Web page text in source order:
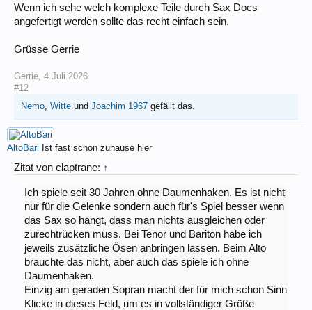
Wenn ich sehe welch komplexe Teile durch Sax Docs
angefertigt werden sollte das recht einfach sein.
Grüsse Gerrie
Gerrie 4.Juli.2026
#12
Nemo Witte und Joachim 1967 gefällt das.
AltoBari Ist fast schon zuhause hier
Zitat von claptrane: ↑
Ich spiele seit 30 Jahren ohne Daumenhaken. Es ist nicht
nur für die Gelenke sondern auch für's Spiel besser wenn
das Sax so hängt, dass man nichts ausgleichen oder
zurechtrücken muss. Bei Tenor und Bariton habe ich
jeweils zusätzliche Ösen anbringen lassen. Beim Alto
brauchte das nicht, aber auch das spiele ich ohne
Daumenhaken.
Einzig am geraden Sopran macht der für mich schon Sinn
Klicke in dieses Feld, um es in vollständiger Größe